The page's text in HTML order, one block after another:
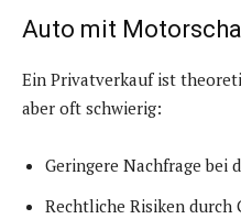
Auto mit
Ein Privatverkauf ist
aber oft schwierig:
Geringere Nachfrage bei
Rechtliche Risiken durch